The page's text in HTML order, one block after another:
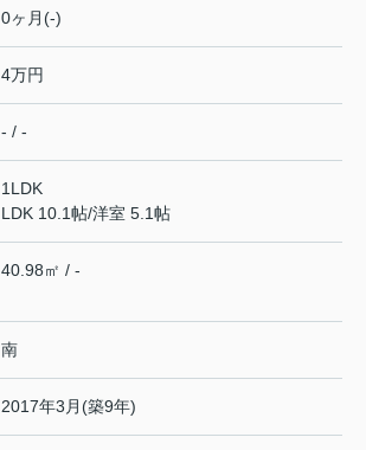
0ヶ月(-)
4万円
- / -
1LDK
LDK 10.1帖/洋室 5.1帖
40.98㎡ / -
南
2017年3月(築9年)